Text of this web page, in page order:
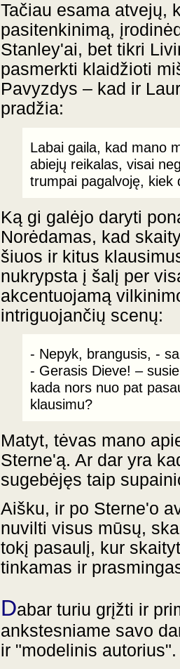
Tačiau esama atvejų,
pasitenkinimą,
Stanley'ai, bet tikri
pasmerkti klaidžioti
Pavyzdys – kad ir
pradžia:
Labai gaila, kad mano
abiejų reikalas, visai
trumpai pagalvoję,
Ką gi galėjo daryti
Norėdamas, kad
šiuos ir kitus
nukrypsta į šalį per
akcentuojamą
intriguojančių scenų:
- Nepyk, brangusis, -
- Gerasis Dieve! –
kada nors nuo pat
klausimu?
Matyt, tėvas mano
Sterne'ą. Ar dar yra
sugebėjęs taip
Aišku, ir po Sterne'o
nuvilti visus mūsų,
tokį pasaulį, kur
tinkamas ir
Dabar turiu grįžti ir
ankstesniame savo
ir "modelinis autorius".